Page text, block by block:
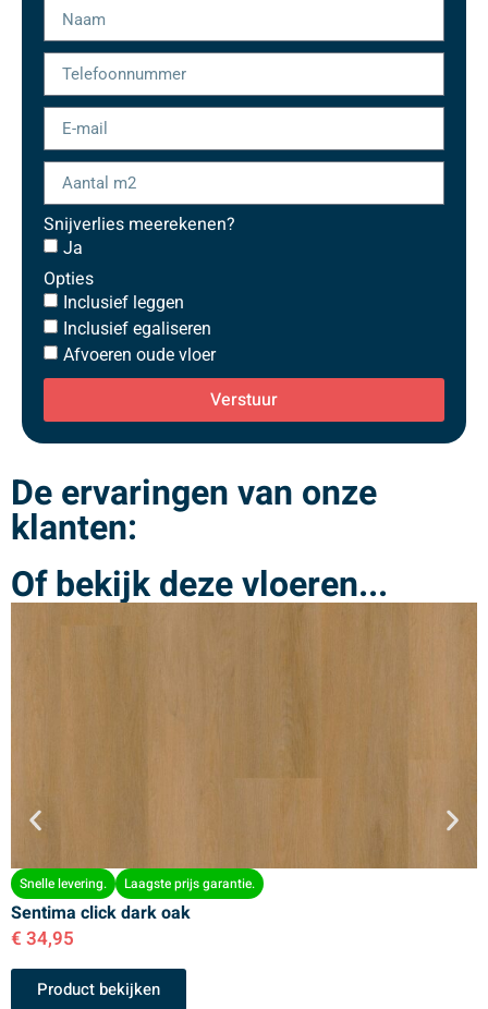
Snijverlies meerekenen?
Ja
Opties
Inclusief leggen
Inclusief egaliseren
Afvoeren oude vloer
Verstuur
De ervaringen van onze
klanten:
Of bekijk deze vloeren...
Snelle levering. Laagste prijs garantie.
Sentima click dark oak
€ 34,95
Product bekijken